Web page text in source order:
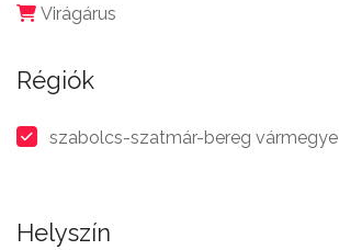
Virágárus
Régiók
szabolcs-szatmár-bereg vármegye
Helyszín